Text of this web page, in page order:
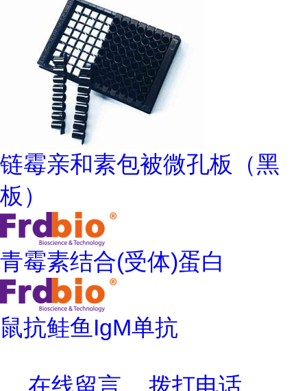
链霉亲和素包被微孔板（黑
板）
青霉素结合(受体)蛋白
鼠抗鲑鱼IgM单抗
在线留言 拨打电话